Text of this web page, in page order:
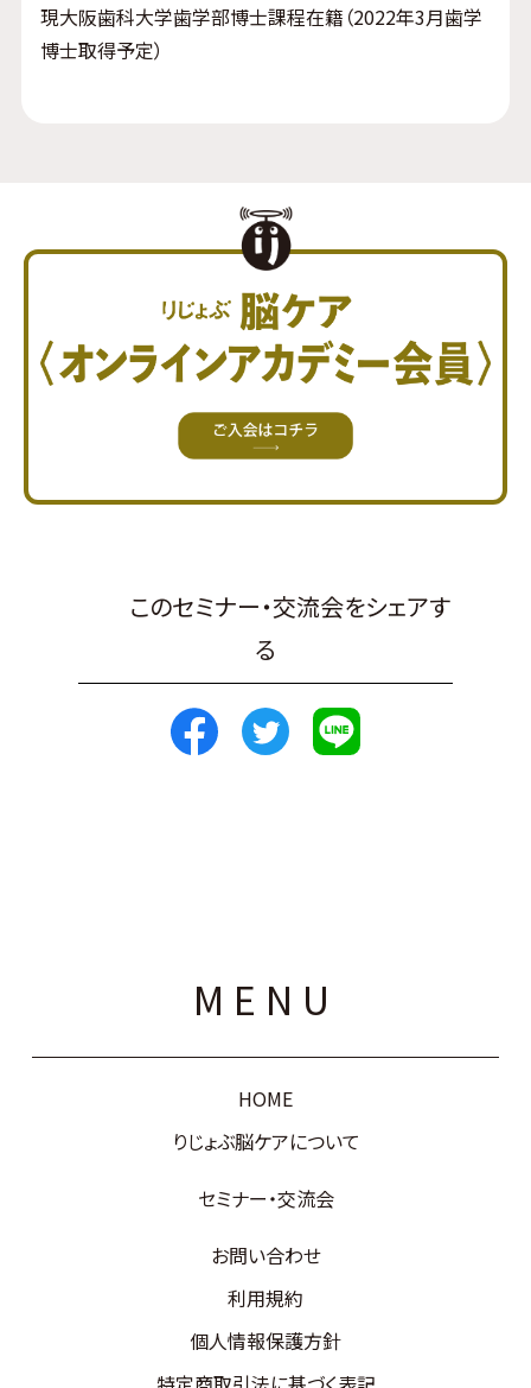
現大阪歯科大学歯学部博士課程在籍（2022年3月歯学
博士取得予定）
このセミナー・交流会をシェアす
る
MENU
HOME
りじょぶ脳ケアについて
セミナー・交流会
お問い合わせ
利用規約
個人情報保護方針